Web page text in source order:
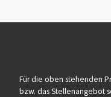
Für die oben stehenden
bzw. das Stellenangebot